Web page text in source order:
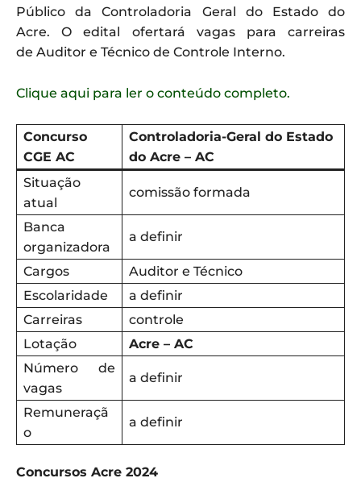
Público da Controladoria Geral do Estado do
Acre. O edital ofertará vagas para carreiras
de Auditor e Técnico de Controle Interno.
Clique aqui para ler o conteúdo completo.
Concurso
CGE AC
Controladoria-Geral do Estado
do Acre – AC
Situação
atual
comissão formada
Banca
organizadora
a definir
Cargos
Auditor e Técnico
Escolaridade
a definir
Carreiras
controle
Lotação
Acre – AC
Número de
vagas
a definir
Remuneraçã
o
a definir
Concursos Acre 2024